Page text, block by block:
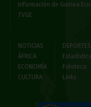
Información de Guinea
TVGE
NOTICIAS
ÁFRICA
ECONOMÍA
CULTURA
DEPORTES
Fototeca
Links